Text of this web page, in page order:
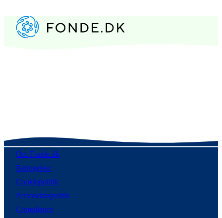
Om Fonde.dk
Betingelser
Cookiepolitik
Persondatapolitik
Compliance